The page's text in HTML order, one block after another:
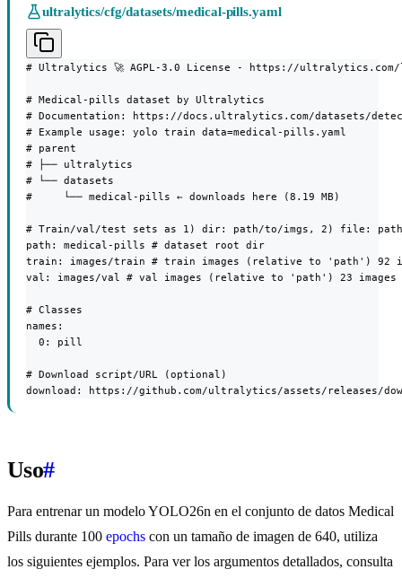
ultralytics/cfg/datasets/medical-pills.yaml
# Ultralytics 🚀 AGPL-3.0 License - https://ultralytics.com/
# Medical-pills dataset by Ultralytics
# Documentation: https://docs.ultralytics.com/datasets/
# Example usage: yolo train data=medical-pills.yaml
# parent
# ├── ultralytics
# └── datasets
#     └── medical-pills ← downloads here (8.19 MB)
# Train/val/test sets as 1) dir: path/to/imgs, 2) file:
path: medical-pills # dataset root dir
train: images/train # train images (relative to 'path') 92
val: images/val # val images (relative to 'path') 23 images
# Classes
names:
  0: pill
# Download script/URL (optional)
download: https://github.com/ultralytics/assets/releases/
Uso#
Para entrenar un modelo YOLO26n en el conjunto de datos Medical
Pills durante 100 epochs con un tamaño de imagen de 640, utiliza
los siguientes ejemplos. Para ver los argumentos detallados, consulta